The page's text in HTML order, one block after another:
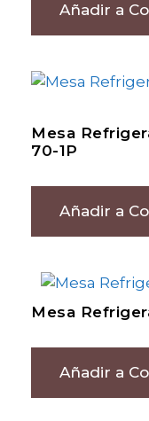
Añadir a
Mesa
70-1P
Añadir a
Mesa
Añadir a